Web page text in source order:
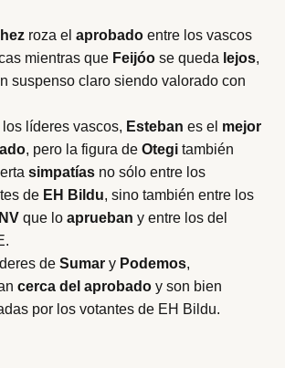
roza elaprobado entre los vascos
mientras que Feijóo se queda lejos,
suspenso claro siendo valorado con
los líderes vascos, Esteban es el mejor
, pero la figura deOtegi también
simpatías no sólo entre los
de EH Bildu, sino también entre los
que loaprueban y entre los del
deSumar y Podemos,
cerca del aprobado y son bien
por los votantes de EH Bildu.